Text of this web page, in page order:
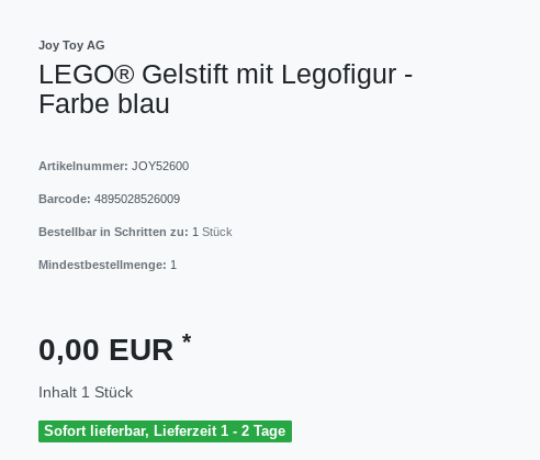
Joy Toy AG
LEGO® Gelstift mit Legofigur -
Farbe blau
Artikelnummer: JOY52600
Barcode: 4895028526009
Bestellbar in Schritten zu: 1 Stück
Mindestbestellmenge: 1
0,00 EUR *
Inhalt 1 Stück
Sofort lieferbar, Lieferzeit 1 - 2 Tage